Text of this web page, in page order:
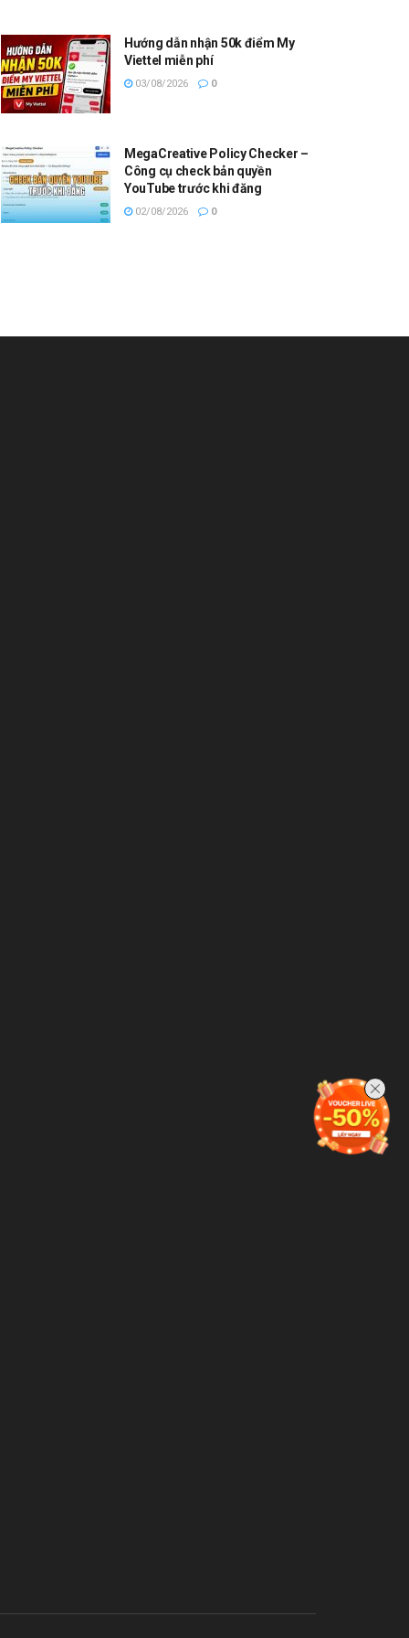
Hướng dẫn nhận 50k điểm My
Viettel miễn phí
03/08/2026 0
MegaCreative Policy Checker –
Công cụ check bản quyền
YouTube trước khi đăng
02/08/2026 0